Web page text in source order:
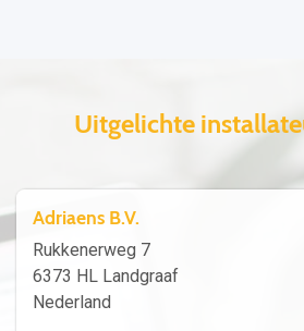
Uitgelichte
Adriaens B.V.
Rukkenerweg 7
6373 HL Landgraaf
Nederland